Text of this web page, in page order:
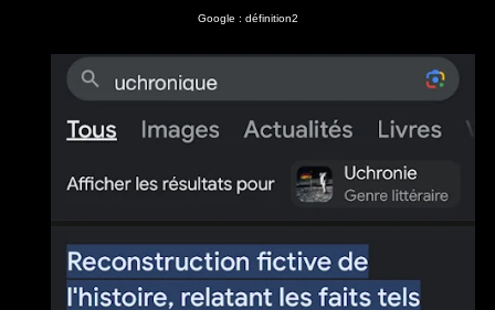
Google : définition2